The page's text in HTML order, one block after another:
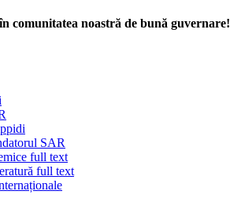
comunitatea noastră de bună guvernare!
SAR
full text
full text